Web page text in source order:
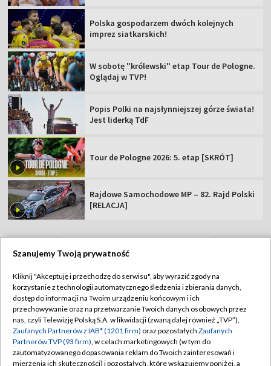
Polska gospodarzem dwóch kolejnych
imprez siatkarskich!
W sobotę "królewski" etap Tour de Pologne.
Oglądaj w TVP!
Popis Polki na najsłynniejszej górze świata!
Jest liderką TdF
Tour de Pologne 2026: 5. etap [SKRÓT]
Rajdowe Samochodowe MP – 82. Rajd Polski
[RELACJA]
Abonament TVP
Sklep TVP
Biuro Reklamy
Oferta Handlowa
Regulamin TVP
Polityka prywatności
Moje zgody
Biuro reklamy
Szanujemy Twoją prywatność
Kliknij "Akceptuję i przechodzę do serwisu", aby wyrazić zgody na
korzystanie z technologii automatycznego śledzenia i zbierania danych,
dostęp do informacji na Twoim urządzeniu końcowym i ich
przechowywanie oraz na przetwarzanie Twoich danych osobowych przez
nas, czyli Telewizję Polską S.A. w likwidacji (zwaną dalej również „TVP”),
Zaufanych Partnerów z IAB* (1201 firm) oraz pozostałych Zaufanych
Partnerów TVP (93 firm), w celach marketingowych (w tym do
zautomatyzowanego dopasowania reklam do Twoich zainteresowań i
mierzenia ich skuteczności) i pozostałych, które wskazujemy poniżej, a